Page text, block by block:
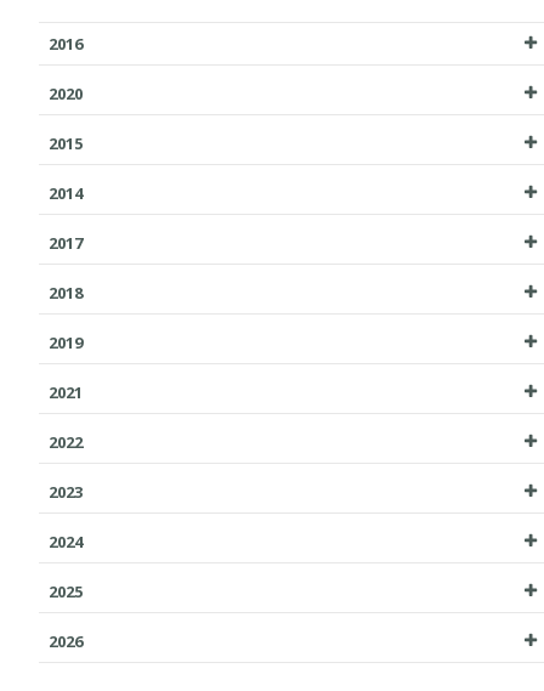
2016
2020
2015
2014
2017
2018
2019
2021
2022
2023
2024
2025
2026